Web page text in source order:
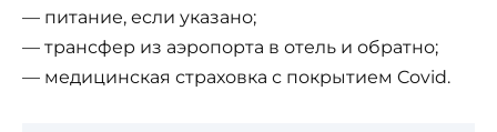
— питание, если указано;
— трансфер из аэропорта в отель и обратно;
— медицинская страховка с покрытием Covid.